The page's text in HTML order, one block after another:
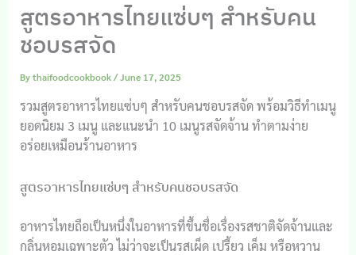
สูตรอาหารไทยแซ่บๆ สำหรับคน
ชอบรสจัด
Bythaifoodcookbook/June 17, 2025
รวมสูตรอาหารไทยแซ่บๆ สำหรับคนชอบรสจัด พร้อมวิธีทำเมนู
ยอดนิยม 3 เมนู และแนะนำ 10 เมนูรสจัดจ้าน ทำตามง่าย
อร่อยเหมือนร้านอาหาร
สูตรอาหารไทยแซ่บๆ สำหรับคนชอบรสจัด
อาหารไทยถือเป็นหนึ่งในอาหารที่ขึ้นชื่อเรื่องรสชาติจัดจ้านและ
กลิ่นหอมเฉพาะตัว ไม่ว่าจะเป็นรสเผ็ด เปรี้ยว เค็ม หรือหวาน